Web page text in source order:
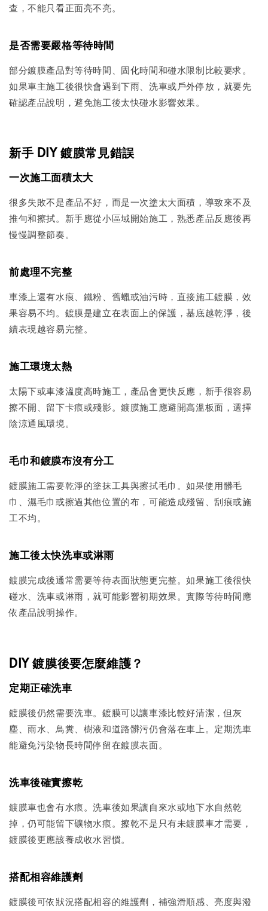
查，不能只看正面亮不亮。
是否需要嚴格等待時間
部分鍍膜產品對等待時間、固化時間和碰水限制比較要求。
如果車主施工後很快會遇到下雨、洗車或戶外停放，就要先
確認產品說明，避免施工後太快碰水影響效果。
新手 DIY 鍍膜常見錯誤
一次施工面積太大
很多失敗不是產品不好，而是一次塗太大面積，導致來不及
推勻和擦拭。新手應從小區域開始施工，熟悉產品反應後再
慢慢調整節奏。
前處理不完整
車漆上還有水痕、鐵粉、舊蠟或油污時，直接施工鍍膜，效
果容易不均。鍍膜是建立在表面上的保護，基底越乾淨，後
續表現越容易完整。
施工環境太熱
太陽下或車漆溫度高時施工，產品會更快反應，新手很容易
擦不開、留下卡痕或殘影。鍍膜施工應避開高溫板面，選擇
陰涼通風環境。
毛巾和鍍膜布沒有分工
鍍膜施工需要乾淨的塗抹工具與擦拭毛巾。如果使用髒毛
巾、濕毛巾或擦過其他位置的布，可能造成殘留、刮痕或施
工不均。
施工後太快洗車或淋雨
鍍膜完成後通常需要等待表面狀態更完整。如果施工後很快
碰水、洗車或淋雨，就可能影響初期效果。實際等待時間應
依產品說明操作。
DIY 鍍膜後要怎麼維護？
定期正確洗車
鍍膜後仍然需要洗車。鍍膜可以讓車漆比較好清潔，但灰
塵、雨水、鳥糞、樹液和道路髒污仍會落在車上。定期洗車
能避免污染物長時間停留在鍍膜表面。
洗車後確實擦乾
鍍膜車也會有水痕。洗車後如果讓自來水或地下水自然乾
掉，仍可能留下礦物水痕。擦乾不是只有未鍍膜車才需要，
鍍膜後更應該養成收水習慣。
搭配相容維護劑
鍍膜後可依狀況搭配相容的維護劑，補強滑順感、亮度與潑